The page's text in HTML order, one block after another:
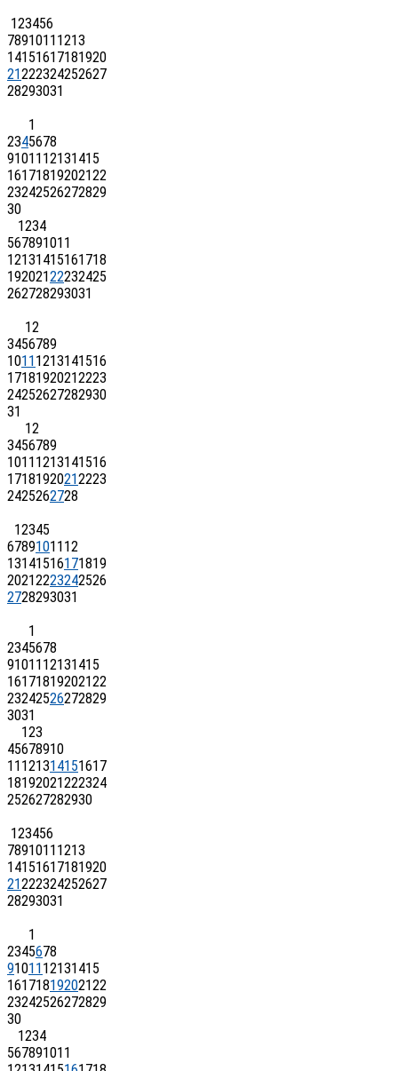
123456
7891011 1213
14151617181920
21222324252627
28293031
1
2345678
91011 12131415
16171819202122
23242526272829
30
1234
567891011
12131415161718
19202122232425
262728293031
12
3456789
1011 1213141516
17181920212223
24252627282930
31
12
3456789
1011 1213141516
17181920212223
2425262728
12345
67891011 12
13141516171819
20212223242526
2728293031
1
2345678
91011 12131415
16171819202122
23242526272829
3031
123
45678910
11 121314151617
18192021222324
252627282930
123456
7891011 1213
14151617181920
21222324252627
28293031
1
2345678
91011 12131415
16171819202122
23242526272829
30
1234
567891011